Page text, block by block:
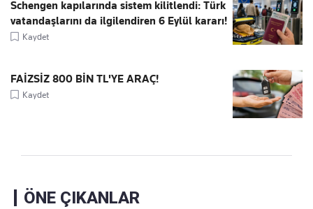
Schengen kapılarında sistem kilitlendi: Türk
vatandaşlarını da ilgilendiren 6 Eylül kararı!
Kaydet
FAİZSİZ 800 BİN TL'YE ARAÇ!
Kaydet
ÖNE ÇIKANLAR